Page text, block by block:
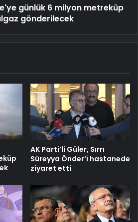
günlük 6 milyon metreküp
gönderilecek
AK Parti’li Güler, Sırrı
Süreyya Önder’i hastanede
ziyaret etti